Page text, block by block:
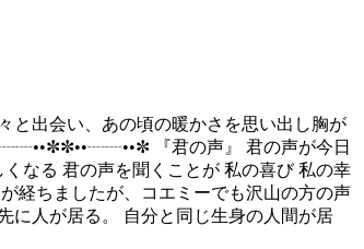
と出会い、あの頃の暖かさを思い出し胸が
『君の声』 君の声が今日
なる 君の声を聞くことが 私の喜び 私の幸
ちましたが、コエミーでも沢山の方の声
に人が居る。 自分と同じ生身の人間が居